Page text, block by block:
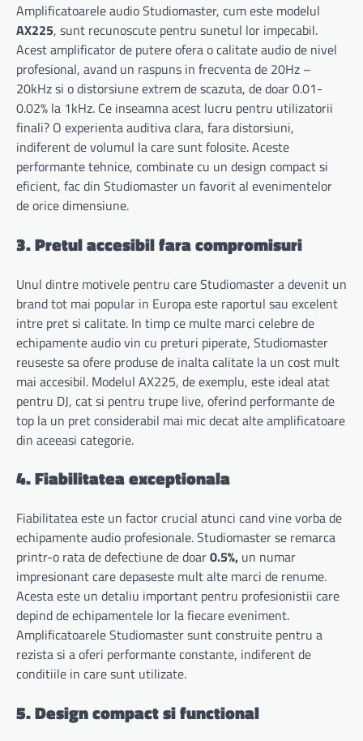
Amplificatoarele audio Studiomaster, cum este modelul
AX225, sunt recunoscute pentru sunetul lor impecabil.
Acest amplificator de putere ofera o calitate audio de nivel
profesional, avand un raspuns in frecventa de 20Hz –
20kHz si o distorsiune extrem de scazuta, de doar 0.01-
0.02% la 1kHz. Ce inseamna acest lucru pentru utilizatorii
finali? O experienta auditiva clara, fara distorsiuni,
indiferent de volumul la care sunt folosite. Aceste
performante tehnice, combinate cu un design compact si
eficient, fac din Studiomaster un favorit al evenimentelor
de orice dimensiune.
3. Pretul accesibil fara compromisuri
Unul dintre motivele pentru care Studiomaster a devenit un
brand tot mai popular in Europa este raportul sau excelent
intre pret si calitate. In timp ce multe marci celebre de
echipamente audio vin cu preturi piperate, Studiomaster
reuseste sa ofere produse de inalta calitate la un cost mult
mai accesibil. Modelul AX225, de exemplu, este ideal atat
pentru DJ, cat si pentru trupe live, oferind performante de
top la un pret considerabil mai mic decat alte amplificatoare
din aceeasi categorie.
4. Fiabilitatea exceptionala
Fiabilitatea este un factor crucial atunci cand vine vorba de
echipamente audio profesionale. Studiomaster se remarca
printr-o rata de defectiune de doar0.5%, un numar
impresionant care depaseste mult alte marci de renume.
Acesta este un detaliu important pentru profesionistii care
depind de echipamentele lor la fiecare eveniment.
Amplificatoarele Studiomaster sunt construite pentru a
rezista si a oferi performante constante, indiferent de
conditiile in care sunt utilizate.
5. Design compact si functional